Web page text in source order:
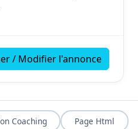
/ Modifier l'annonce
Coaching Page Html